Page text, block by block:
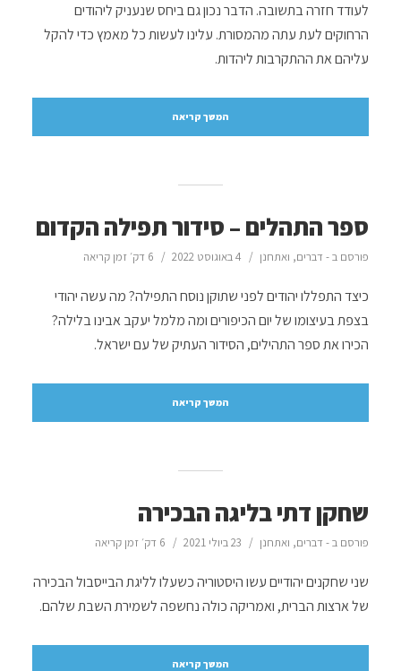
לעודד חזרה בתשובה. הדבר נכון גם ביחס שנעניק ליהודים
הרחוקים לעת עתה מהמסורת. עלינו לעשות כל מאמץ כדי להקל
עליהם את ההתקרבות ליהדות.
המשך קריאה
ספר התהלים – סידור תפילה הקדום
פורסם ב - דברים, ואתחנן 4 באוגוסט 2022 6 דק׳ זמן קריאה
כיצד התפללו יהודים לפני שתוקן נוסח התפילה? מה עשה יהודי
בצפת בעיצומו של יום הכיפורים ומה מלמל יעקב אבינו בלילה?
הכירו את ספר התהילים, הסידור העתיק של עם ישראל.
המשך קריאה
שחקן דתי בליגה הבכירה
פורסם ב - דברים, ואתחנן 23 ביולי 2021 6 דק׳ זמן קריאה
שני שחקנים יהודיים עשו היסטוריה כשעלו לליגת הבייסבול הבכירה
של ארצות הברית, ואמריקה כולה נחשפה לשמירת השבת שלהם.
המשך קריאה